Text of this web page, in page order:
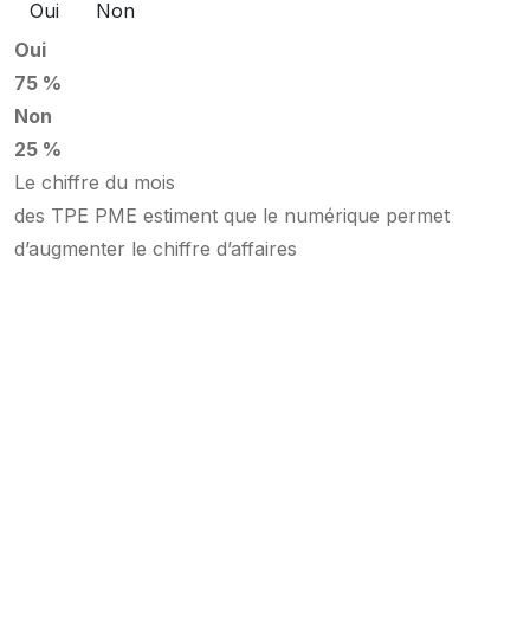
Oui
Non
Oui
75 %
Non
25 %
Le chiffre du mois
des TPE PME estiment que le numérique permet
d’augmenter le chiffre d’affaires